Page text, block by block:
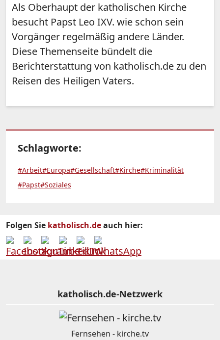
Als Oberhaupt der katholischen Kirche
besucht Papst Leo IXV. wie schon sein
Vorgänger regelmäßig andere Länder.
Diese Themenseite bündelt die
Berichterstattung von katholisch.de zu den
Reisen des Heiligen Vaters.
Schlagworte:
#Arbeit#Europa#Gesellschaft#Kirche#Kriminalität
#Papst#Soziales
Folgen Sie katholisch.deauch hier:
katholisch.de-Netzwerk
Fernsehen - kirche.tv